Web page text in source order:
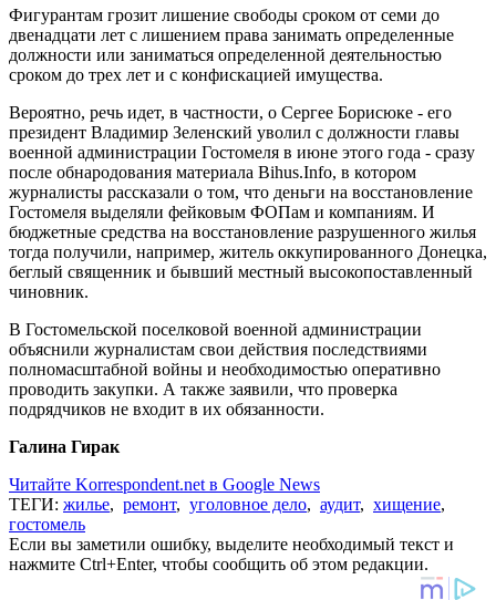
Фигурантам грозит лишение свободы сроком от семи до
двенадцати лет с лишением права занимать определенные
должности или заниматься определенной деятельностью
сроком до трех лет и с конфискацией имущества.
Вероятно, речь идет, в частности, о Сергее Борисюке - его
президент Владимир Зеленский уволил с должности главы
военной администрации Гостомеля в июне этого года - сразу
после обнародования материала Bihus.Info, в котором
журналисты рассказали о том, что деньги на восстановление
Гостомеля выделяли фейковым ФОПам и компаниям. И
бюджетные средства на восстановление разрушенного жилья
тогда получили, например, житель оккупированного Донецка,
беглый священник и бывший местный высокопоставленный
чиновник.
В Гостомельской поселковой военной администрации
объяснили журналистам свои действия последствиями
полномасштабной войны и необходимостью оперативно
проводить закупки. А также заявили, что проверка
подрядчиков не входит в их обязанности.
Галина Гирак
Читайте Korrespondent.net в Google News
ТЕГИ: жилье, ремонт, уголовное дело, аудит, хищение,
гостомель
Если вы заметили ошибку, выделите необходимый текст и
нажмите Ctrl+Enter, чтобы сообщить об этом редакции.